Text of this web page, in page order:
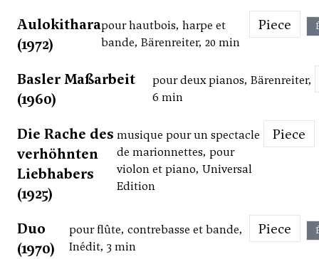
Aulokithara
(1972)
pour hautbois, harpe et
bande, Bärenreiter, 20 min
Piece
Basler Maßarbeit
(1960)
pour deux pianos, Bärenreiter,
6 min
Die Rache des
verhöhnten
Liebhabers
(1925)
musique pour un spectacle
de marionnettes, pour
violon et piano, Universal
Edition
Piece
Duo
(1970)
pour flûte, contrebasse et bande,
Inédit, 3 min
Piece